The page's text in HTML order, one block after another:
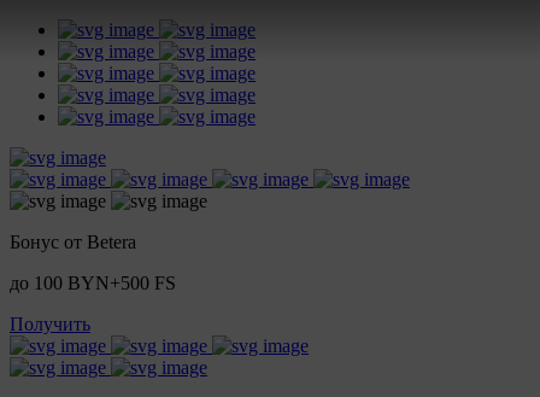
Бонус от Betera
до 100 BYN+500 FS
Получить